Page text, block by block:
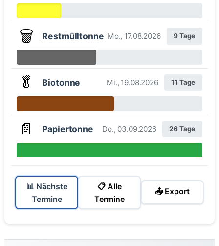
🗑️ Restmülltonne Mo., 17.08.2026 9 Tage
🥬 Biotonne Mi., 19.08.2026 11 Tage
📄 Papiertonne Do., 03.09.2026 26 Tage
📊 Nächste
Termine
📋 Alle
Termine
📤 Export